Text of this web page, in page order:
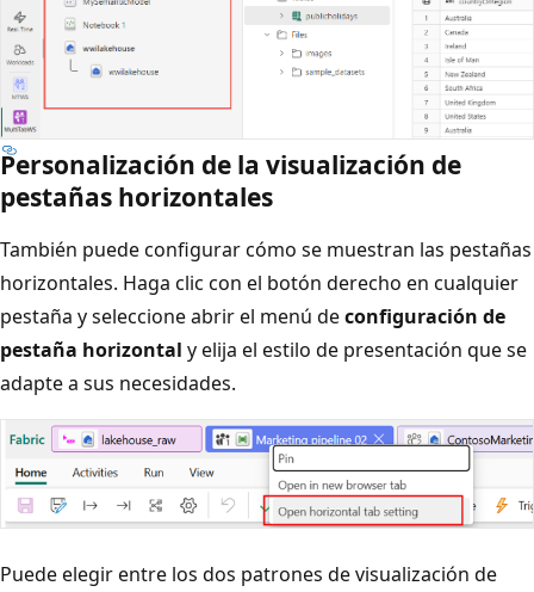
Personalización de la visualización de
pestañas horizontales
También puede configurar cómo se muestran las pestañas
horizontales. Haga clic con el botón derecho en cualquier
pestaña y seleccione abrir el menú deconfiguración de
pestaña horizontal y elija el estilo de presentación que se
adapte a sus necesidades.
Puede elegir entre los dos patrones de visualización de